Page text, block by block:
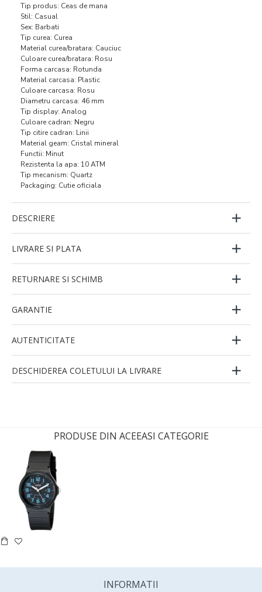
Tip produs: Ceas de mana
Stil: Casual
Sex: Barbati
Tip curea: Curea
Material curea/bratara: Cauciuc
Culoare curea/bratara: Rosu
Forma carcasa: Rotunda
Material carcasa: Plastic
Culoare carcasa: Rosu
Diametru carcasa: 46 mm
Tip display: Analog
Culoare cadran: Negru
Tip citire cadran: Linii
Material geam: Cristal mineral
Functii: Minut
Rezistenta la apa: 10 ATM
Tip mecanism: Quartz
Packaging: Cutie oficiala
DESCRIERE
LIVRARE SI PLATA
RETURNARE SI SCHIMB
GARANTIE
AUTENTICITATE
DESCHIDEREA COLETULUI LA LIVRARE
PRODUSE DIN ACEEASI CATEGORIE
INFORMATII